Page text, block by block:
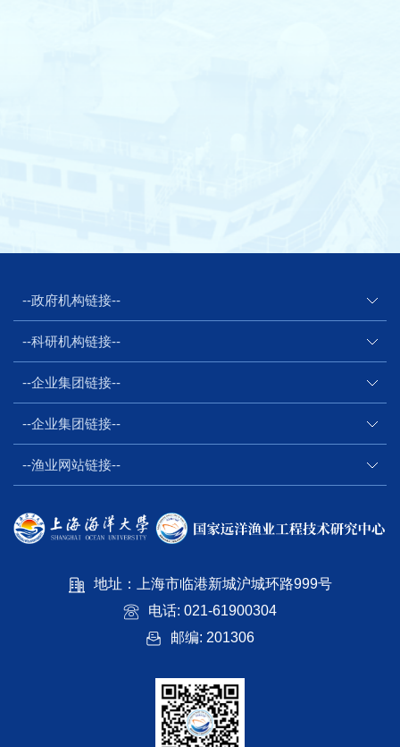
--政府机构链接--
--科研机构链接--
--企业集团链接--
--企业集团链接--
--渔业网站链接--
地址：上海市临港新城沪城环路999号
电话: 021-61900304
邮编: 201306